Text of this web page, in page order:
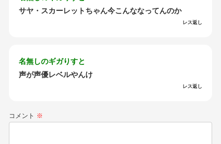
サヤ・スカーレットちゃん今こんななってんのか
レス返し
名無しのギガりすと
声が声優レベルやんけ
レス返し
コメント ※